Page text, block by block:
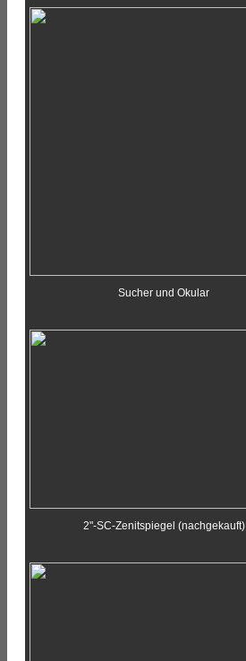
Sucher und Okular
2"-SC-Zenitspiegel (nachgekauft)